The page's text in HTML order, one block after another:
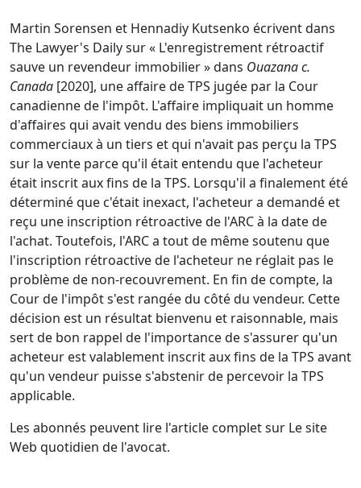
Martin Sorensen et Hennadiy Kutsenko écrivent dans
The Lawyer's Daily sur « L'enregistrement rétroactif
sauve un revendeur immobilier » dans Ouazana c.
Canada [2020], une affaire de TPS jugée par la Cour
canadienne de l'impôt. L'affaire impliquait un homme
d'affaires qui avait vendu des biens immobiliers
commerciaux à un tiers et qui n'avait pas perçu la TPS
sur la vente parce qu'il était entendu que l'acheteur
était inscrit aux fins de la TPS. Lorsqu'il a finalement été
déterminé que c'était inexact, l'acheteur a demandé et
reçu une inscription rétroactive de l'ARC à la date de
l'achat. Toutefois, l'ARC a tout de même soutenu que
l'inscription rétroactive de l'acheteur ne réglait pas le
problème de non-recouvrement. En fin de compte, la
Cour de l'impôt s'est rangée du côté du vendeur. Cette
décision est un résultat bienvenu et raisonnable, mais
sert de bon rappel de l'importance de s'assurer qu'un
acheteur est valablement inscrit aux fins de la TPS avant
qu'un vendeur puisse s'abstenir de percevoir la TPS
applicable.
Les abonnés peuvent lire l'article complet sur Le site
Web quotidien de l'avocat.